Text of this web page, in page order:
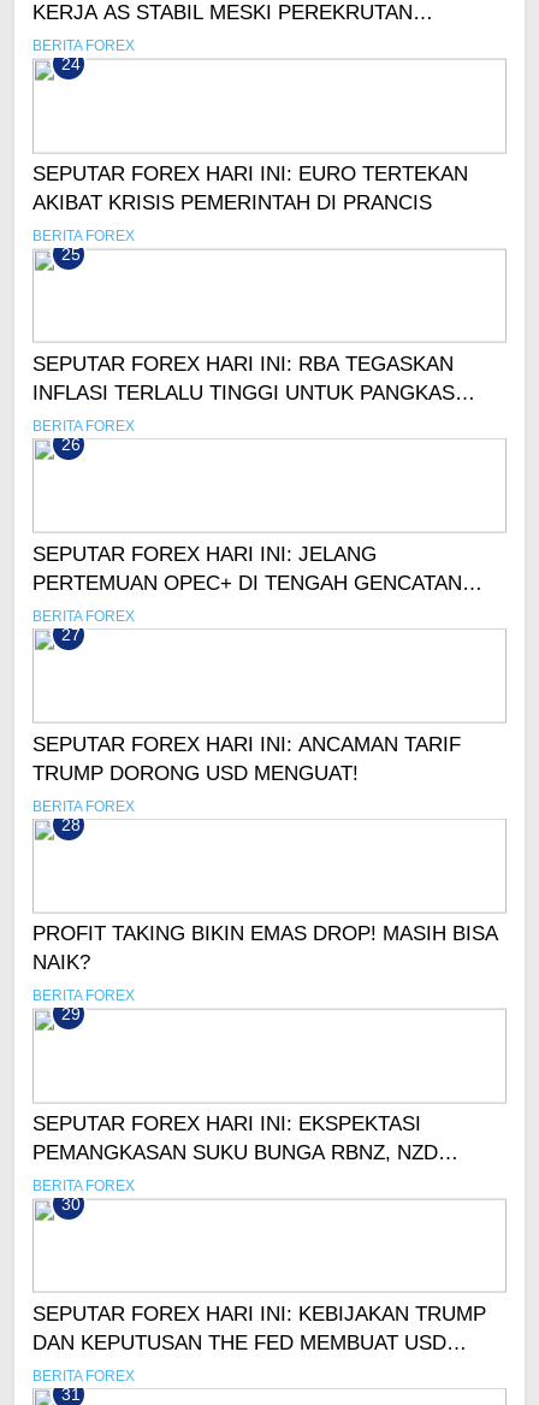
KERJA AS STABIL MESKI PEREKRUTAN
MELAMBAT
BERITA FOREX
24
SEPUTAR FOREX HARI INI: EURO TERTEKAN
AKIBAT KRISIS PEMERINTAH DI PRANCIS
BERITA FOREX
25
SEPUTAR FOREX HARI INI: RBA TEGASKAN
INFLASI TERLALU TINGGI UNTUK PANGKAS
SUKU BUNGA
BERITA FOREX
26
SEPUTAR FOREX HARI INI: JELANG
PERTEMUAN OPEC+ DI TENGAH GENCATAN
SENJATA, OIL MELEMAH!
BERITA FOREX
27
SEPUTAR FOREX HARI INI: ANCAMAN TARIF
TRUMP DORONG USD MENGUAT!
BERITA FOREX
28
PROFIT TAKING BIKIN EMAS DROP! MASIH BISA
NAIK?
BERITA FOREX
29
SEPUTAR FOREX HARI INI: EKSPEKTASI
PEMANGKASAN SUKU BUNGA RBNZ, NZD
ANJLOK!
BERITA FOREX
30
SEPUTAR FOREX HARI INI: KEBIJAKAN TRUMP
DAN KEPUTUSAN THE FED MEMBUAT USD
MENGUAT!
BERITA FOREX
31